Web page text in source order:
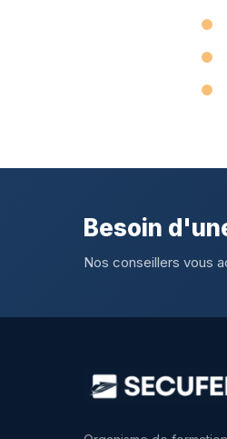
Besoin
Nos conseillers vous